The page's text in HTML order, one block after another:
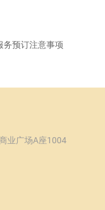
务预订注意事项
业广场A座1004